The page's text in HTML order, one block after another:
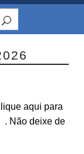
Canais
aqui para
. Não deixe de